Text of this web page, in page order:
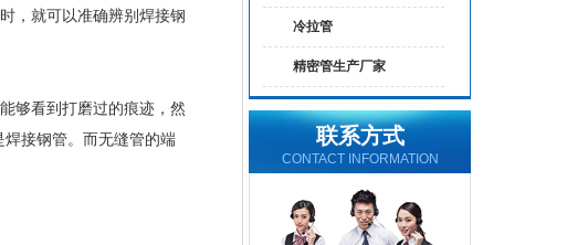
，就可以准确辨别焊接钢
够看到打磨过的痕迹，然
接钢管。而无缝管的端
冷拉管
精密管生产厂家
联系方式
CONTACT INFORMATION